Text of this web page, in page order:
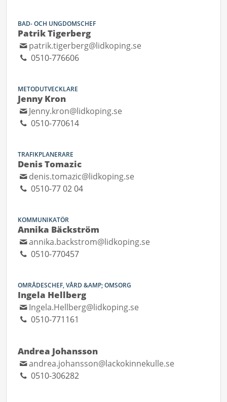
BAD- OCH UNGDOMSCHEF
Patrik Tigerberg
patrik.tigerberg@lidkoping.se
0510-776606
METODUTVECKLARE
Jenny Kron
Jenny.kron@lidkoping.se
0510-770614
TRAFIKPLANERARE
Denis Tomazic
denis.tomazic@lidkoping.se
0510-77 02 04
KOMMUNIKATÖR
Annika Bäckström
annika.backstrom@lidkoping.se
0510-770457
OMRÅDESCHEF, VÅRD &AMP; OMSORG
Ingela Hellberg
Ingela.Hellberg@lidkoping.se
0510-771161
Andrea Johansson
andrea.johansson@lackokinnekulle.se
0510-306282